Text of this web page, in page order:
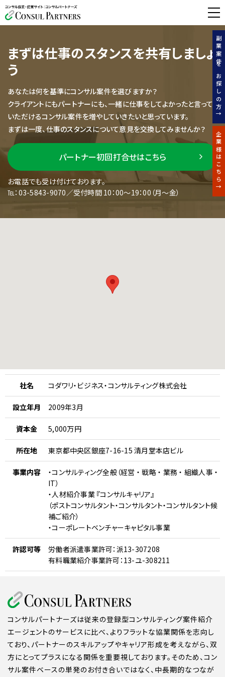
無料相談する
副業案件をお探しの方↑
企業様はこちら↑
まずは仕事のスタンスを共有しましょ
う
あなたは何を基準にコンサル案件を選びますか？
クライアントにもパートナーにも、一緒に仕事をしてよかったと言って
いただけるコンサル案件を増やしていきたいと思っています。
まずは一度、仕事のスタンスについて意見を交換してみませんか？
パートナー初回打合せはこちら
お電話でも受け付けております。
℡：03-5843-9070／受付時間 10：00～19：00（月～金）
社名 コダワリ・ビジネス・コンサルティング株式会社
設立年月 2009年3月
資本金 5,000万円
所在地 東京都中央区銀座7-16-15 清月堂本店ビル
事業内容
・コンサルティング全般（経営 ・ 戦略 ・ 業務 ・ 組織人事 ・
IT）
・人材紹介事業 『コンサルキャリア』
（ポストコンサルタント・コンサルタント・コンサルタント候
補ご紹介）
・コーポレートベンチャーキャピタル事業
許認可等
労働者派遣事業許可：派13-307208
有料職業紹介事業許可：13-ユ-308211
コンサルパートナーズは従来の登録型コンサルティング案件紹介
エージェントのサービスに比べ、よりフラットな協業関係を志向し
ており、パートナーのスキルアップやキャリア形成を考えながら、双
方にとってプラスになる関係を重要視しております。そのため、コン
サル案件ベースの単発のお付き合いではなく、中長期的なつなが